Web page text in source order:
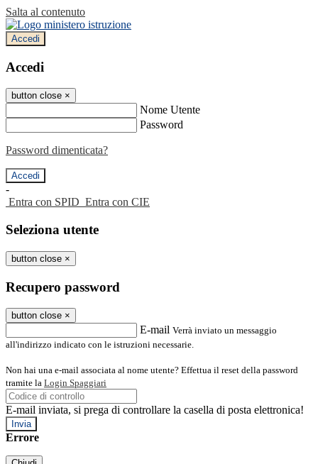
Salta al contenuto
Accedi
Accedi
button close ×
Nome Utente
Password
Password dimenticata?
-
Entra con SPID Entra con CIE
Seleziona utente
button close ×
Recupero password
button close ×
E-mail Verrà inviato un messaggio
all'indirizzo indicato con le istruzioni necessarie.
Non hai una e-mail associata al nome utente? Effettua il reset della password
tramite la Login Spaggiari
E-mail inviata, si prega di controllare la casella di posta elettronica!
Errore